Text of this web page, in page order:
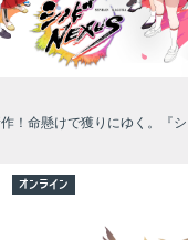
！命懸けで獲りにゆく。『
オンライン